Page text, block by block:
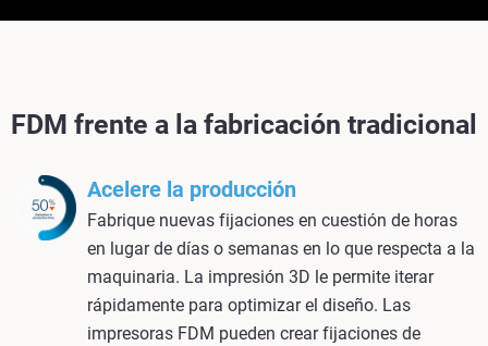
FDM frente a la fabricación tradicional
Acelere la producción
Fabrique nuevas fijaciones en cuestión de horas
en lugar de días o semanas en lo que respecta a la
maquinaria. La impresión 3D le permite iterar
rápidamente para optimizar el diseño. Las
impresoras FDM pueden crear fijaciones de